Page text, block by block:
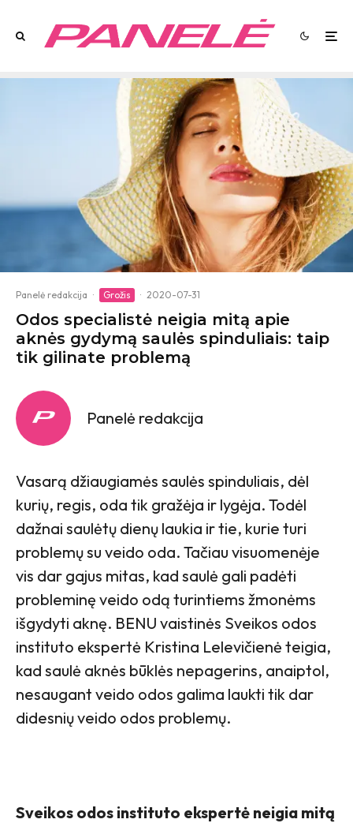
Panelė redakcija · Grožis · 2020-07-31
Odos specialistė neigia mitą apie
aknės gydymą saulės spinduliais: taip
tik gilinate problemą
Panelė redakcija
Vasarą džiaugiamės saulės spinduliais, dėl
kurių, regis, oda tik gražėja ir lygėja. Todėl
dažnai saulėtų dienų laukia ir tie, kurie turi
problemų su veido oda. Tačiau visuomenėje
vis dar gajus mitas, kad saulė gali padėti
probleminę veido odą turintiems žmonėms
išgydyti aknę. BENU vaistinės Sveikos odos
instituto ekspertė Kristina Lelevičienė teigia,
kad saulė aknės būklės nepagerins, anaiptol,
nesaugant veido odos galima laukti tik dar
didesnių veido odos problemų.
Sveikos odos instituto ekspertė neigia mitą